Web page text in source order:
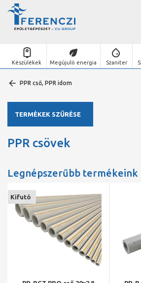
Készülékek Megújuló energia Szaniter
PPR cső, PPR idom
PPR csövek
Legnépszerűbb termékeink
Kifutó
TERMÉKEK SZŰRÉSE